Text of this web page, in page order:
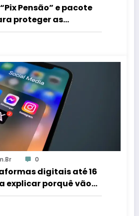
Pensão” e pacote
proteger as
ES
0
digitais até 16
explicar porquê vão
eleitorais – Em Dia